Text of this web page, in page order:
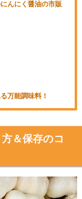
んにく醤油の市販
万能調味料！
＆保存のコ